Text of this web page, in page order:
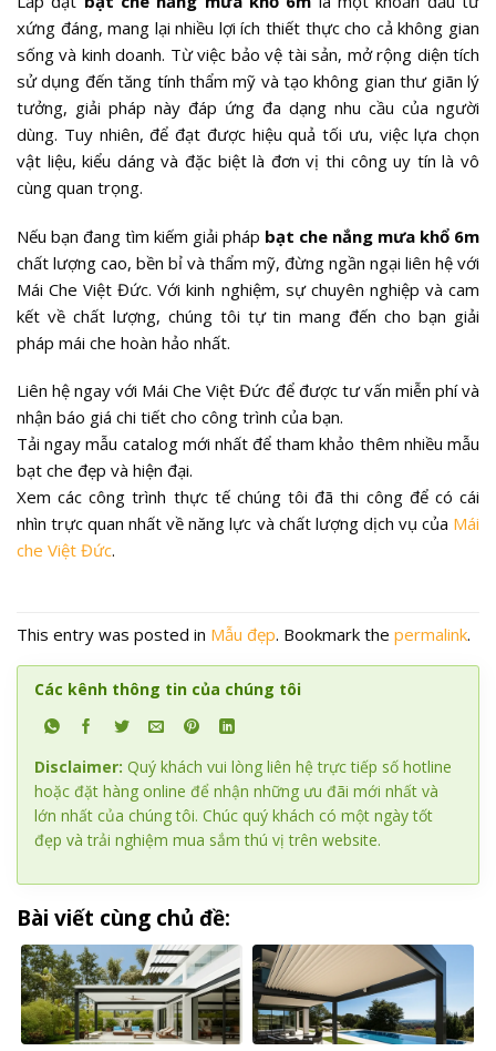
xứng đáng, mang lại nhiều lợi ích thiết thực cho cả không gian
sống và kinh doanh. Từ việc bảo vệ tài sản, mở rộng diện tích
sử dụng đến tăng tính thẩm mỹ và tạo không gian thư giãn lý
tưởng, giải pháp này đáp ứng đa dạng nhu cầu của người
dùng. Tuy nhiên, để đạt được hiệu quả tối ưu, việc lựa chọn
vật liệu, kiểu dáng và đặc biệt là đơn vị thi công uy tín là vô
cùng quan trọng.
Nếu bạn đang tìm kiếm giải pháp bạt che nắng mưa khổ 6m
chất lượng cao, bền bỉ và thẩm mỹ, đừng ngần ngại liên hệ với
Mái Che Việt Đức. Với kinh nghiệm, sự chuyên nghiệp và cam
kết về chất lượng, chúng tôi tự tin mang đến cho bạn giải
pháp mái che hoàn hảo nhất.
Liên hệ ngay với Mái Che Việt Đức để được tư vấn miễn phí và
nhận báo giá chi tiết cho công trình của bạn.
Tải ngay mẫu catalog mới nhất để tham khảo thêm nhiều mẫu
bạt che đẹp và hiện đại.
Xem các công trình thực tế chúng tôi đã thi công để có cái
nhìn trực quan nhất về năng lực và chất lượng dịch vụ của Mái
che Việt Đức.
This entry was posted in Mẫu đẹp. Bookmark the permalink.
Các kênh thông tin của chúng tôi
Disclaimer: Quý khách vui lòng liên hệ trực tiếp số hotline
hoặc đặt hàng online để nhận những ưu đãi mới nhất và
lớn nhất của chúng tôi. Chúc quý khách có một ngày tốt
đẹp và trải nghiệm mua sắm thú vị trên website.
Bài viết cùng chủ đề: